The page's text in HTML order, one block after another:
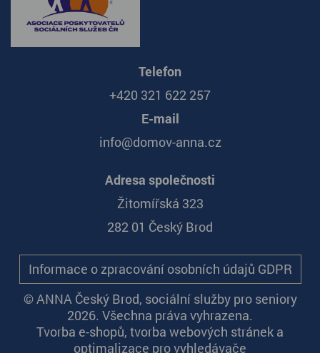
Telefon
+420 321 622 257
E-mail
info@domov-anna.cz
Adresa společnosti
Žitomířská 323
282 01 Český Brod
Informace o zpracování osobních údajů GDPR
© ANNA Český Brod, sociální služby pro seniory
2026. Všechna práva vyhrazena.
Tvorba e-shopů, tvorba webových stránek a
optimalizace pro vyhledávače